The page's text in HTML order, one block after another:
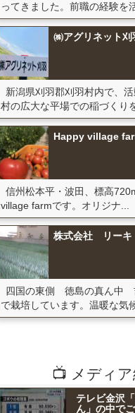
ってきました。前職の経験を
㈱アグリネット刈
新潟県刈羽郡刈羽村内で、
村の広大な平場での稲づくり
Happy village
信州松本平・波田、標高
village farmです。オリジナ...
株式会社 リーキ
四国の東側 徳島の真ん中
で栽培しています。温暖な気
📺 メディ
テレビ金沢
ん」の中で